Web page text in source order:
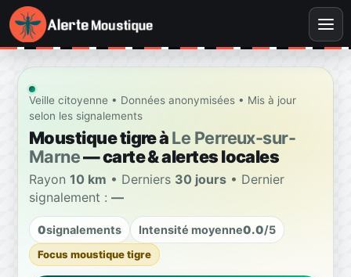
Veille citoyenne • Données anonymisées • Mis à jour
selon les signalements
Moustique tigre àLe Perreux-sur-
Marne— carte & alertes locales
Rayon 10 km • Derniers 30 jours • Dernier
signalement : —
0signalements Intensité moyenne0.0/5
Focus moustique tigre